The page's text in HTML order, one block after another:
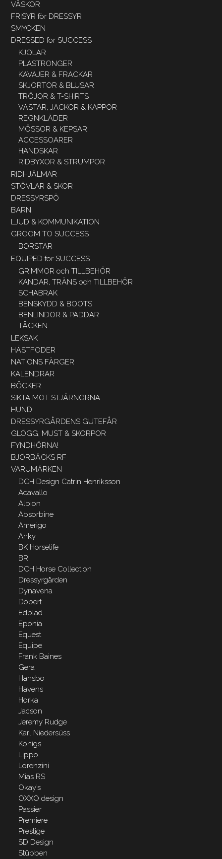
VÄSKOR
FRISYR för DRESSYR
SMYCKEN
DRESSED for SUCCESS
KJOLAR
PLASTRONGER
KAVAJER & FRACKAR
SKJORTOR & BLUSAR
TRÖJOR & T-SHIRTS
VÄSTAR, JACKOR & KAPPOR
REGNKLÄDER
MÖSSOR & KEPSAR
ACCESSOARER
HANDSKAR
RIDBYXOR & STRUMPOR
RIDHJÄLMAR
STÖVLAR & SKOR
DRESSYRSPÖ
BARN
LJUD & KOMMUNIKATION
GROOM TO SUCCESS
BORSTAR
EQUIPED for SUCCESS
GRIMMOR och TILLBEHÖR
KANDAR, TRÄNS och TILLBEHÖR
SCHABRAK
BENSKYDD & BOOTS
BENLINDOR & PADDAR
TÄCKEN
LEKSAK
HÄSTFODER
NATIONS FÄRGER
KALENDRAR
BÖCKER
SIKTA MOT STJÄRNORNA
HUND
DRESSYRGÅRDENS GUTEFÅR
GLÖGG, MUST & SKORPOR
FYNDHÖRNA!
BJÖRBÄCKS RF
VARUMÄRKEN
DCH Design Catrin Henriksson
Acavallo
Albion
Absorbine
Amerigo
Anky
BK Horselife
BR
DCH Horse Collection
Dressyrgården
Dynavena
Döbert
Edblad
Eponia
Equest
Equipe
Frank Baines
Gera
Hansbo
Havens
Horka
Jacson
Jeremy Rudge
Karl Niedersüss
Königs
Lippo
Lorenzini
Mias RS
Okay’s
OXXO design
Passier
Premiere
Prestige
SD Design
Stübben